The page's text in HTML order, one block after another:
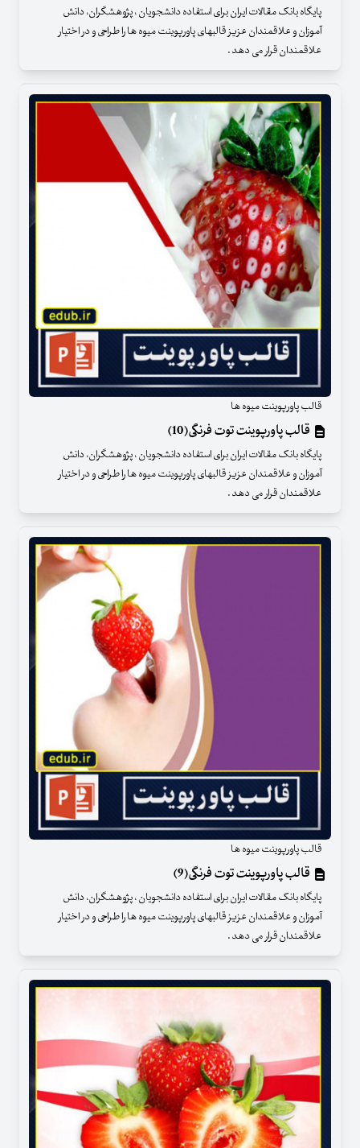
پایگاه بانک مقالات ایران برای استفاده دانشجویان ، پژوهشگران، دانش
آموزان و علاقمندان عزیز قالبهای پاورپوینت میوه ها را طراحی و در اختیار
علاقمندان قرار می دهد .
قالب پاورپوینت میوه ها
قالب پاورپوینت توت فرنگی(10)
پایگاه بانک مقالات ایران برای استفاده دانشجویان ، پژوهشگران، دانش
آموزان و علاقمندان عزیز قالبهای پاورپوینت میوه ها را طراحی و در اختیار
علاقمندان قرار می دهد .
قالب پاورپوینت میوه ها
قالب پاورپوینت توت فرنگی(9)
پایگاه بانک مقالات ایران برای استفاده دانشجویان ، پژوهشگران، دانش
آموزان و علاقمندان عزیز قالبهای پاورپوینت میوه ها را طراحی و در اختیار
علاقمندان قرار می دهد .